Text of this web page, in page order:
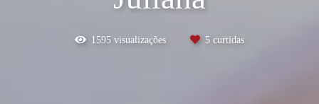
1595 visualizações 5 curtidas